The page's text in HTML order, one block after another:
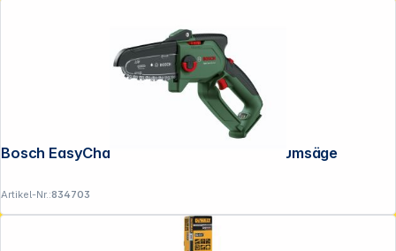
Bosch EasyChain 18V-15-7 solo Akku-Baumsäge
Artikel-Nr.:834703